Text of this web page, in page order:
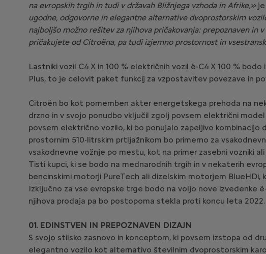
na evropskih trgih in tudi v državah Bližnjega vzhoda in Afrike,»je
ugodne, odgovorne in elegantne alternative dvoprostorskim
najboljšo možno rešitev za njihova pričakovanja: prepoznaven
pričakujete od Citroëna, pa tudi izjemno prostornost in
Lastniki vozil C4 X in 100 % električnih vozil ë-C4 X 100 %
Plus, to je celovit paket funkcij za vzpostavitev povezave in
Citroën bo kot pomemben akter energetskega prehoda na
drzno in v svojo ponudbo vključil zgolj povsem električni
povsem električno vozilo, ki bo ponujalo zapeljivo
prostornim 510-litrskim prtljažnikom bo primerno za
vsakodnevne vožnje po mestu, kot na primer zasebni vozniki
Tisti kupci, ki se bodo na mednarodnih trgih in v nekaterih
bencinskimi motorji PureTech ali dizelskim motorjem BlueHDi,
Izključno za vse evropske trge bodo na voljo nove izvedenke
njihova prodaja pa bo postopoma stekla proti koncu leta 2022.
01. EDINSTVEN IN PREPOZNAVEN DIZAJN
S svojo stilsko zasnovo in konceptom, ki povsem izstopa od
elegantno vozilo kot alternativo številnim dvoprostorskim